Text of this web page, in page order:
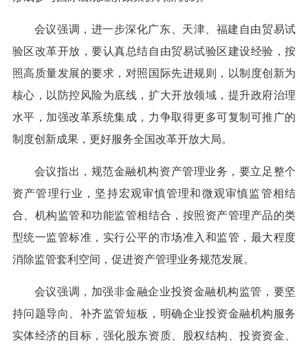
会议强调，进一步深化广东、天津、福建自由贸易试
验区改革开放，要认真总结自由贸易试验区建设经验，按
照高质量发展的要求，对照国际先进规则，以制度创新为
核心，以防控风险为底线，扩大开放领域，提升政府治理
水平，加强改革系统集成，力争取得更多可复制可推广的
制度创新成果，更好服务全国改革开放大局。
会议指出，规范金融机构资产管理业务，要立足整个
资产管理行业，坚持宏观审慎管理和微观审慎监管相结
合、机构监管和功能监管相结合，按照资产管理产品的类
型统一监管标准，实行公平的市场准入和监管，最大程度
消除监管套利空间，促进资产管理业务规范发展。
会议强调，加强非金融企业投资金融机构监管，要坚
持问题导向、补齐监管短板，明确企业投资金融机构服务
实体经济的目标，强化股东资质、股权结构、投资资金、